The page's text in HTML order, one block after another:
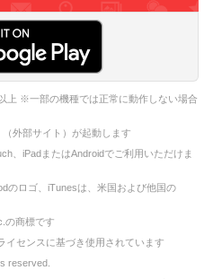
上 ※一部の機種では正常に動作しない場合
（外部サイト）が起動します
、iPadまたはAndroidでご利用いただけま
のロゴ、iTunesは、米国および他国の
の商標です
イセンスに基づき使用されています
reserved.